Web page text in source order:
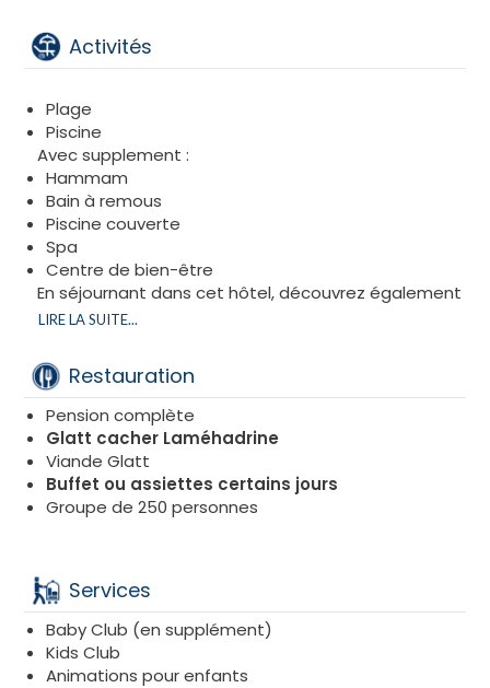
Chambre supérieure vue mer
Chambre suite Junior
Activités
Plage
Piscine
Avec supplement :
Hammam
Bain à remous
Piscine couverte
Spa
Centre de bien-être
En séjournant dans cet hôtel, découvrez également
certaines des principales attractions de Larnaca,
château médiéval de Larnaca et le magnifique
aqueduc de Kamares du XVIIIe siècle.
LIRE LA SUITE...
Restauration
Pension complète
Glatt cacher Laméhadrine
Viande Glatt
Buffet ou assiettes certains jours
Groupe de 250 personnes
Services
Baby Club (en supplément)
Kids Club
Animations pour enfants